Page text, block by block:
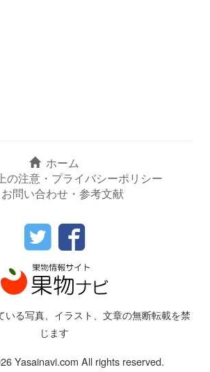
ホーム
の注意・プライバシーポリシー
お問い合わせ・参考文献
いる写真、イラスト、文章の無断転載を禁
じます
Yasainavi.com All rights reserved.